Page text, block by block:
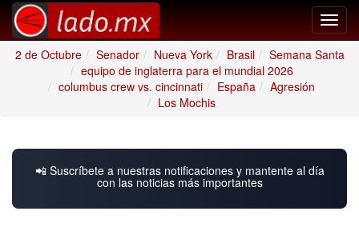
2 de Octubre
Senador Nueva York Brasil
Semana Santa
equipo de inglaterra para el mundial 2026
columbus crew vs. cincinnati
España
Agresión
Los Mochis
📲 Suscríbete a nuestras notificaciones y mantente al día
con las noticias más importantes